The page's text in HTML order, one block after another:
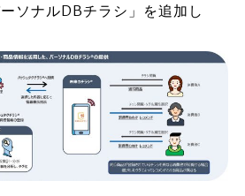
ソナルDBチラシ」を追加し